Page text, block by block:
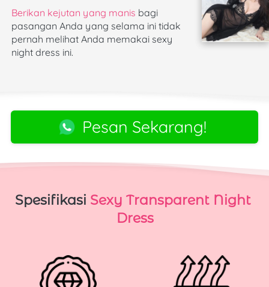
Berikan kejutan yang manis bagi
pasangan Anda yang selama ini tidak
pernah melihat Anda memakai sexy
night dress ini.
` Pesan Sekarang!
Spesifikasi Sexy Transparent Night
Dress